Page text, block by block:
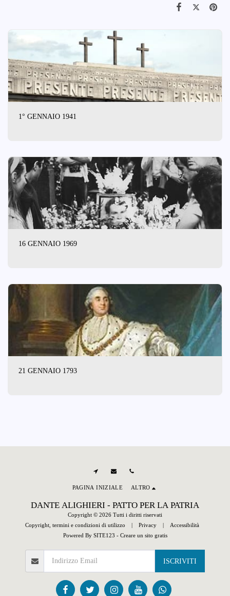
1° GENNAIO 1941
16 GENNAIO 1969
21 GENNAIO 1793
DANTE ALIGHIERI - PATTO PER LA PATRIA
Copyright © 2026 Tutti i diritti riservati
Copyright, termini e condizioni di utilizzo
Privacy|
Accessibilità
Powered By SITE123 - Creare un sito gratis
PAGINA INIZIALE ALTRO
ISCRIVITI